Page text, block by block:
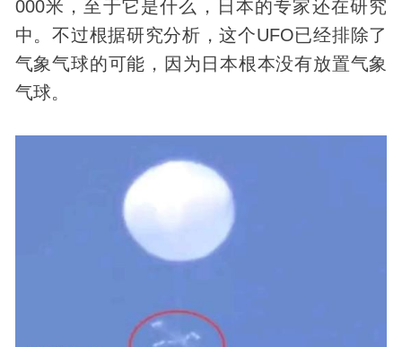
000米，至于它是什么，日本的专家还在研究
中。不过根据研究分析，这个UFO已经排除了
气象气球的可能，因为日本根本没有放置气象
气球。